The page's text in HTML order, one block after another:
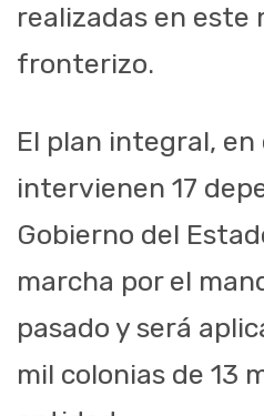
realizadas en este
fronterizo.
El plan integral, en
intervienen 17
Gobierno del
marcha por el
pasado y será
mil colonias de 13